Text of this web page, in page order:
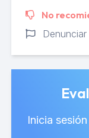
No
Denunciar
Inicia